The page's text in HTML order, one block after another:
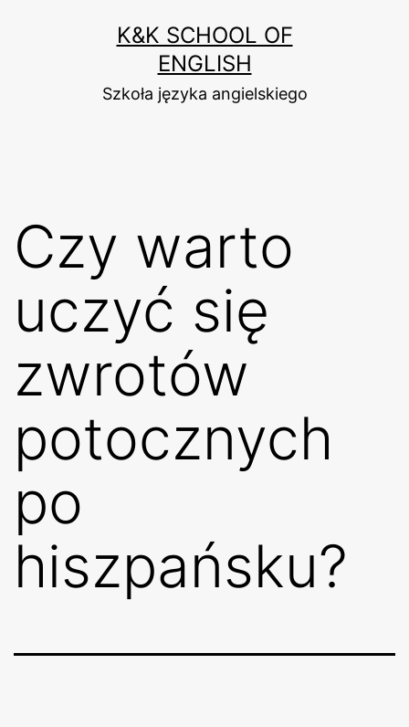
K&K SCHOOL OF
ENGLISH
Szkoła języka angielskiego
Czy warto
uczyć się
zwrotów
potocznych
po
hiszpańsku?